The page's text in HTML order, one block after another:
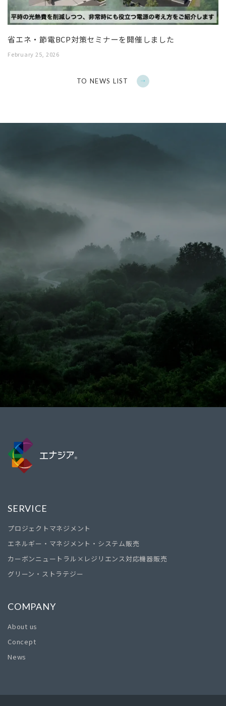
TO NEWS LIST
省エネ・節電BCP対策セミナーを開催しました
February 25, 2026
SERVICE
プロジェクトマネジメント
エネルギー・マネジメント・システム販売
カーボンニュートラル×レジリエンス対応機器販売
グリーン・ストラテジー
COMPANY
About us
Concept
News